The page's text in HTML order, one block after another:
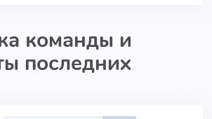
команды и
последних